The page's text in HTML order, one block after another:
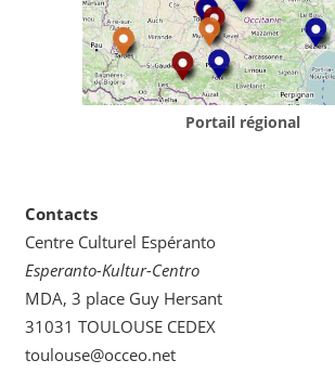
Portail régional
Contacts
Centre Culturel Espéranto
Esperanto-Kultur-Centro
MDA, 3 place Guy Hersant
31031 TOULOUSE CEDEX
toulouse@occeo.net